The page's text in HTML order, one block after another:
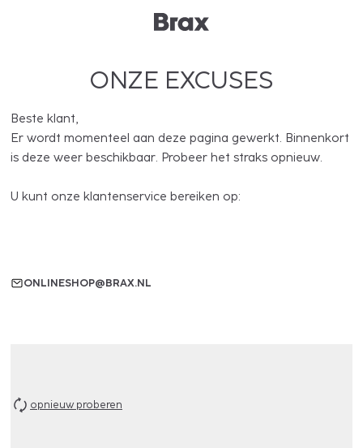
ONZE EXCUSES
Beste klant,
Er wordt momenteel aan deze pagina gewerkt. Binnenkort
is deze weer beschikbaar. Probeer het straks opnieuw.
U kunt onze klantenservice bereiken op:
ONLINESHOP@BRAX.NL
opnieuw proberen